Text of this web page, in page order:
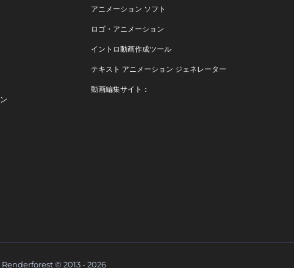
アニメーション ソフト
ロゴ・アニメーション
イントロ動画作成ツール
テキスト アニメーション ジェネレーター
動画編集サイト：
Renderforest © 2013 - 2026